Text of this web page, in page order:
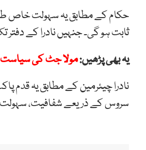
حکام کے مطابق یہ سہولت خاص
ثابت ہو گی۔ جنہیں نادرا کے
یہ بھی پڑھیں:مولا جٹ کی سیاست
نادرا چیئرمین کے مطابق یہ قدم
سروس کے ذریعے شفافیت، سہولت